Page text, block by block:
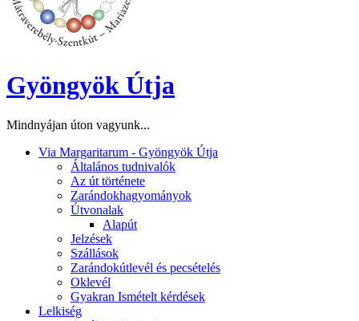
Gyöngyök Útja
Mindnyájan úton vagyunk...
Via Margaritarum - Gyöngyök Útja
Általános tudnivalók
Az út története
Zarándokhagyományok
Útvonalak
Alapút
Jelzések
Szállások
Zarándokútlevél és pecsételés
Oklevél
Gyakran Ismételt kérdések
Lelkiség